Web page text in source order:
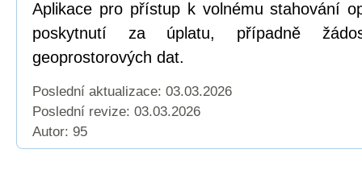
Aplikace pro přístup k volnému stahování
poskytnutí za úplatu, případně
geoprostorových dat.
Poslední aktualizace: 03.03.2026
Poslední revize: 03.03.2026
Autor: 95